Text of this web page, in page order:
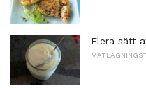
Flera sätt